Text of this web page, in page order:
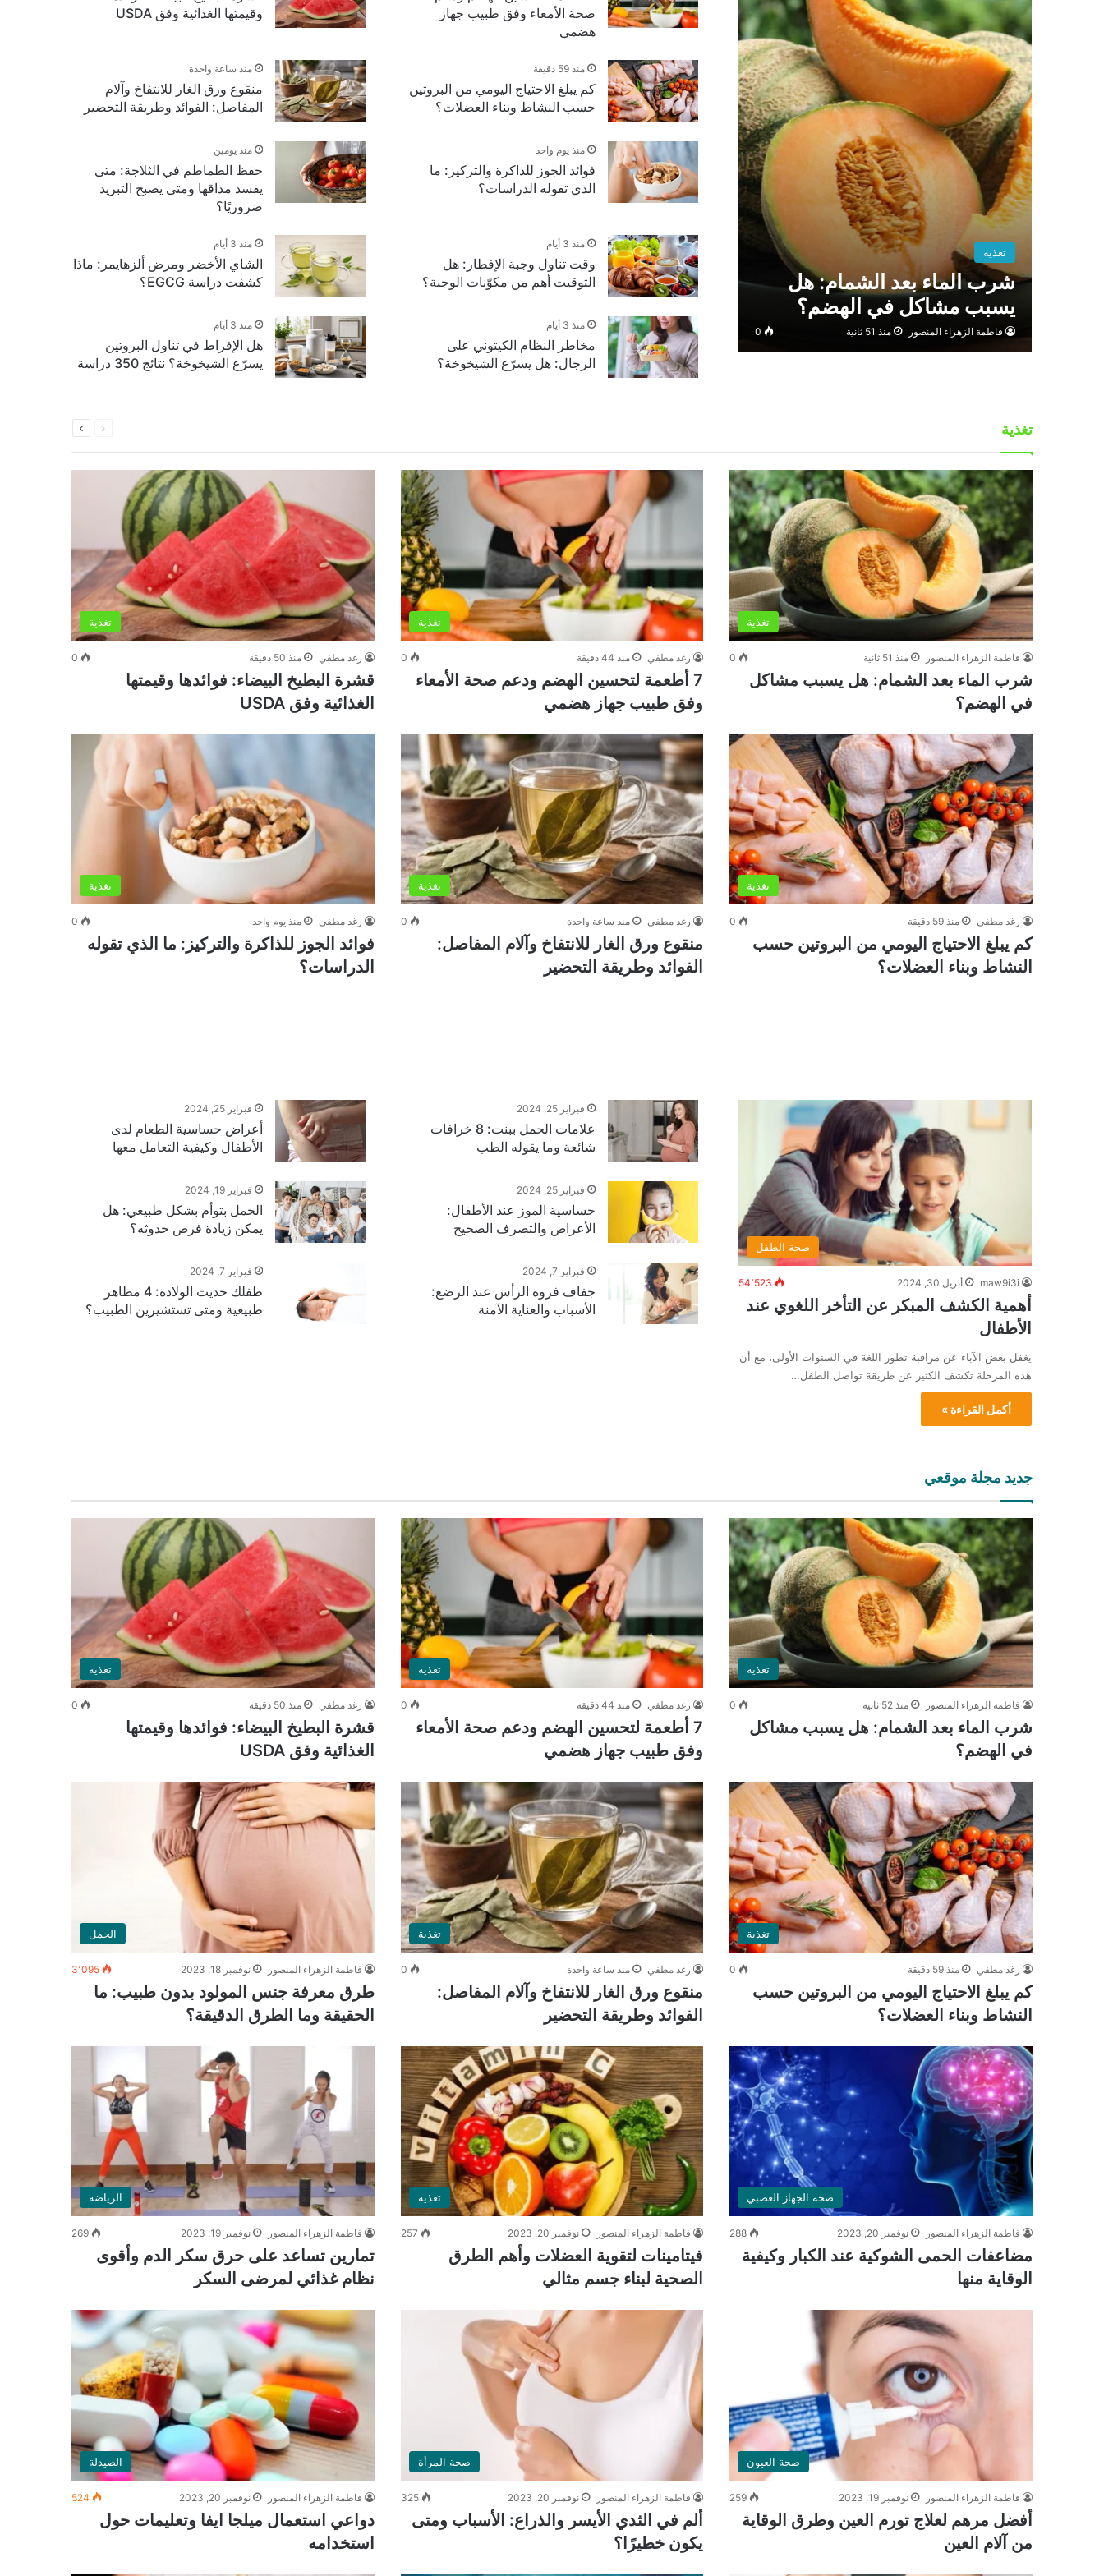
تغذية
شرب الماء بعد الشمام: هل
يسبب مشاكل في الهضم؟
فاطمة الزهراء المنصور منذ 51 ثانية 0
صحة الأمعاء وفق طبيب جهاز
هضمي
وقيمتها الغذائية وفق USDA
منذ 59 دقيقة
كم يبلغ الاحتياج اليومي من البروتين
حسب النشاط وبناء العضلات؟
منذ ساعة واحدة
منقوع ورق الغار للانتفاخ وآلام
المفاصل: الفوائد وطريقة التحضير
منذ يوم واحد
فوائد الجوز للذاكرة والتركيز: ما
الذي تقوله الدراسات؟
منذ يومين
حفظ الطماطم في الثلاجة: متى
يفسد مذاقها ومتى يصبح التبريد
ضروريًا؟
منذ 3 أيام
وقت تناول وجبة الإفطار: هل
التوقيت أهم من مكوّنات الوجبة؟
منذ 3 أيام
الشاي الأخضر ومرض ألزهايمر: ماذا
كشفت دراسة EGCG؟
منذ 3 أيام
مخاطر النظام الكيتوني على
الرجال: هل يسرّع الشيخوخة؟
منذ 3 أيام
هل الإفراط في تناول البروتين
يسرّع الشيخوخة؟ نتائج 350 دراسة
تغذية الصفحةالصفحة
تغذية
فاطمة الزهراء المنصور منذ 51 ثانية 0
شرب الماء بعد الشمام: هل يسبب مشاكل
في الهضم؟
تغذية
رغد مطفي منذ 44 دقيقة 0
7 أطعمة لتحسين الهضم ودعم صحة الأمعاء
وفق طبيب جهاز هضمي
تغذية
رغد مطفي منذ 50 دقيقة 0
قشرة البطيخ البيضاء: فوائدها وقيمتها
الغذائية وفق USDA
تغذية
رغد مطفي منذ 59 دقيقة 0
كم يبلغ الاحتياج اليومي من البروتين حسب
النشاط وبناء العضلات؟
تغذية
رغد مطفي منذ ساعة واحدة 0
منقوع ورق الغار للانتفاخ وآلام المفاصل:
الفوائد وطريقة التحضير
تغذية
رغد مطفي منذ يوم واحد 0
فوائد الجوز للذاكرة والتركيز: ما الذي تقوله
الدراسات؟
صحة الطفل
maw9i3i أبريل 30, 2024 54٬523
أهمية الكشف المبكر عن التأخر اللغوي عند
الأطفال
يغفل بعض الآباء عن مراقبة تطور اللغة في السنوات الأولى، مع أن
هذه المرحلة تكشف الكثير عن طريقة تواصل الطفل…
أكمل القراءة »
فبراير 25, 2024
علامات الحمل ببنت: 8 خرافات
شائعة وما يقوله الطب
فبراير 25, 2024
أعراض حساسية الطعام لدى
الأطفال وكيفية التعامل معها
فبراير 25, 2024
حساسية الموز عند الأطفال:
الأعراض والتصرف الصحيح
فبراير 19, 2024
الحمل بتوأم بشكل طبيعي: هل
يمكن زيادة فرص حدوثه؟
فبراير 7, 2024
جفاف فروة الرأس عند الرضع:
الأسباب والعناية الآمنة
فبراير 7, 2024
طفلك حديث الولادة: 4 مظاهر
طبيعية ومتى تستشيرين الطبيب؟
جديد مجلة موقعي
تغذية
فاطمة الزهراء المنصور منذ 52 ثانية 0
شرب الماء بعد الشمام: هل يسبب مشاكل
في الهضم؟
تغذية
رغد مطفي منذ 44 دقيقة 0
7 أطعمة لتحسين الهضم ودعم صحة الأمعاء
وفق طبيب جهاز هضمي
تغذية
رغد مطفي منذ 50 دقيقة 0
قشرة البطيخ البيضاء: فوائدها وقيمتها
الغذائية وفق USDA
تغذية
رغد مطفي منذ 59 دقيقة 0
كم يبلغ الاحتياج اليومي من البروتين حسب
النشاط وبناء العضلات؟
تغذية
رغد مطفي منذ ساعة واحدة 0
منقوع ورق الغار للانتفاخ وآلام المفاصل:
الفوائد وطريقة التحضير
الحمل
فاطمة الزهراء المنصور نوفمبر 18, 2023 3٬095
طرق معرفة جنس المولود بدون طبيب: ما
الحقيقة وما الطرق الدقيقة؟
صحة الجهاز العصبي
فاطمة الزهراء المنصور نوفمبر 20, 2023 288
مضاعفات الحمى الشوكية عند الكبار وكيفية
الوقاية منها
تغذية
فاطمة الزهراء المنصور نوفمبر 20, 2023 257
فيتامينات لتقوية العضلات وأهم الطرق
الصحية لبناء جسم مثالي
الرياضة
فاطمة الزهراء المنصور نوفمبر 19, 2023 269
تمارين تساعد على حرق سكر الدم وأقوى
نظام غذائي لمرضى السكر
صحة العيون
فاطمة الزهراء المنصور نوفمبر 19, 2023 259
أفضل مرهم لعلاج تورم العين وطرق الوقاية
من آلام العين
صحة المرأة
فاطمة الزهراء المنصور نوفمبر 20, 2023 325
ألم في الثدي الأيسر والذراع: الأسباب ومتى
يكون خطيرًا؟
الصيدلة
فاطمة الزهراء المنصور نوفمبر 20, 2023 524
دواعي استعمال ميلجا ايفا وتعليمات حول
استخدامه